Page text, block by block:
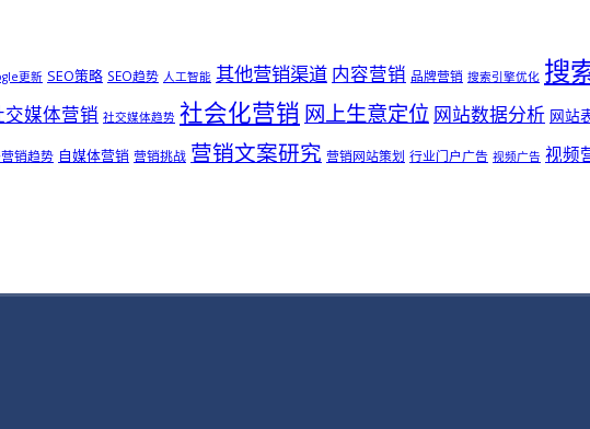
更新 SEO策略 SEO趋势 人工智能 其他营销渠道 内容营销 品牌营销 搜索引擎优化 搜
交媒体营销 社交媒体趋势 社会化营销 网上生意定位 网站数据分析 网站
销趋势 自媒体营销 营销挑战 营销文案研究 营销网站策划 行业门户广告 视频广告 视频